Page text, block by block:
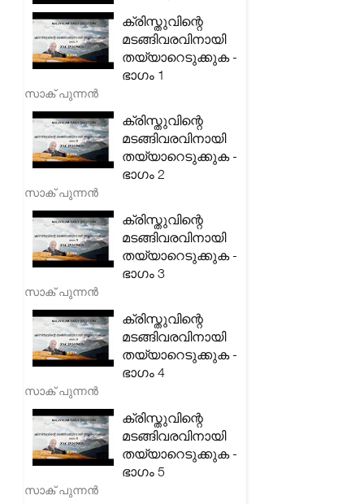
ക്രിസ്തുവിന്റെ
മടങ്ങിവരവിനായി
തയ്യാറെടുക്കുക -
ഭാഗം 1
സാക് പുന്നൻ
ക്രിസ്തുവിന്റെ
മടങ്ങിവരവിനായി
തയ്യാറെടുക്കുക -
ഭാഗം 2
സാക് പുന്നൻ
ക്രിസ്തുവിന്റെ
മടങ്ങിവരവിനായി
തയ്യാറെടുക്കുക -
ഭാഗം 3
സാക് പുന്നൻ
ക്രിസ്തുവിന്റെ
മടങ്ങിവരവിനായി
തയ്യാറെടുക്കുക -
ഭാഗം 4
സാക് പുന്നൻ
ക്രിസ്തുവിന്റെ
മടങ്ങിവരവിനായി
തയ്യാറെടുക്കുക -
ഭാഗം 5
സാക് പുന്നൻ